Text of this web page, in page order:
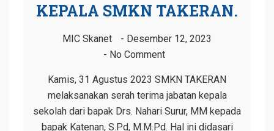
KEPALA SMKN TAKERAN.
MIC Skanet
Desember 12, 2023
No Comment
Kamis, 31 Agustus 2023 SMKN TAKERAN
melaksanakan serah terima jabatan kepala
sekolah dari bapak Drs. Nahari Surur, MM kepada
bapak Katenan, S.Pd, M.M.Pd. Hal ini didasari